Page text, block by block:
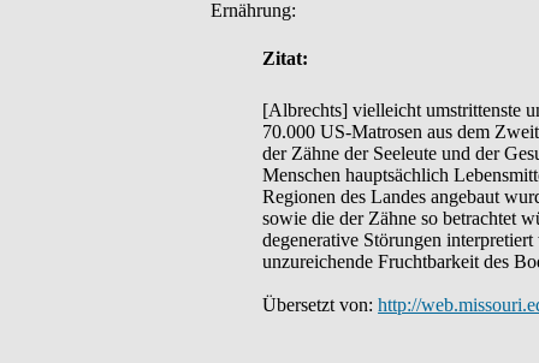
Ernährung:
Zitat:
[Albrechts] vielleicht umstrittenste
70.000 US-Matrosen aus dem
der Zähne der Seeleute und der
Menschen hauptsächlich
Regionen des Landes angebaut
sowie die der Zähne so betrachtet
degenerative Störungen
unzureichende Fruchtbarkeit des
Übersetzt von:http://